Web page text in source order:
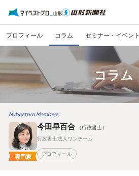
プロフィール コラム セミナー・イベント
コラム
Mybestpro Members
専門家
今田早百合
（行政書士）
行政書士法人ワンチーム
プロフィール